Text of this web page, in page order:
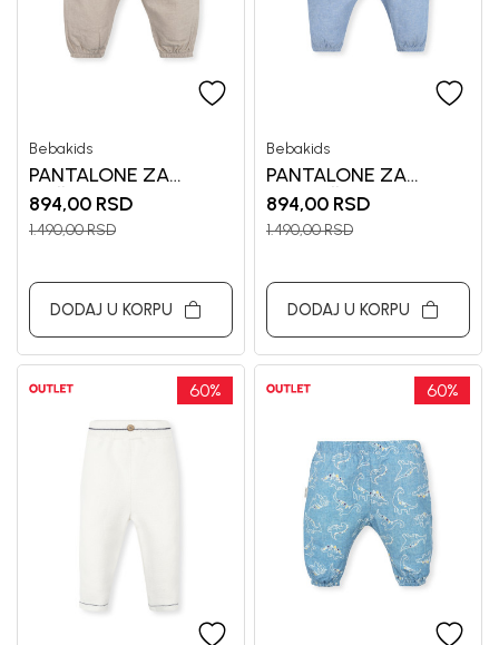
Bebakids
PANTALONE ZA
DEČAKE VLADA
894,00 RSD
1.490,00RSD
DODAJ U KORPU
Bebakids
PANTALONE ZA
DEVOJČICE GIGI
894,00 RSD
1.490,00RSD
DODAJ U KORPU
60% 60%